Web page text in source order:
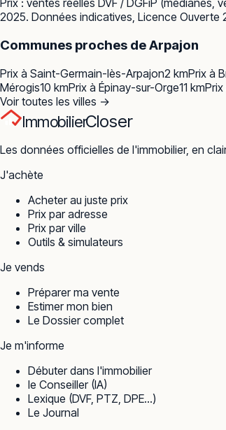
Prix : ventes réelles DVF / DGFiP (médianes,
2025. Données indicatives, Licence Ouverte
Communes proches deArpajon
Prix à Saint-Germain-lès-Arpajon2 kmPrix à
Mérogis10 kmPrix à Épinay-sur-Orge11 kmPrix
Voir toutes les villes →
ImmobilierCloser
Les données officielles de l'immobilier, en
J'achète
Acheter au juste prix
Prix par adresse
Prix par ville
Outils & simulateurs
Je vends
Préparer ma vente
Estimer mon bien
Le Dossier complet
Je m'informe
Débuter dans l'immobilier
le Conseiller (IA)
Lexique (DVF, PTZ, DPE…)
Le Journal